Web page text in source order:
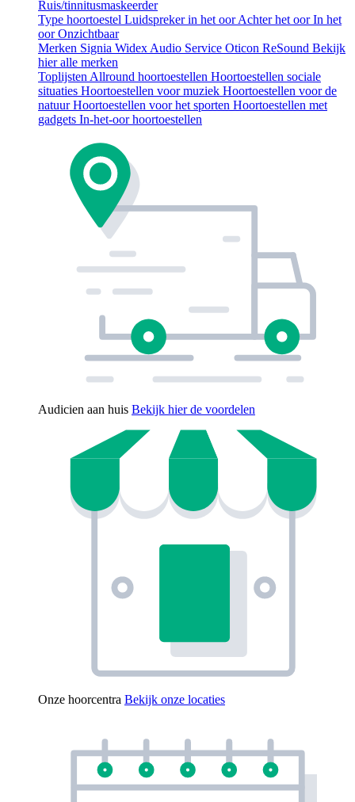
Ruis/tinnitusmaskeerder
Type hoortoestel Luidspreker in het oorAchter het oorIn het
oorOnzichtbaar
Merken Signia Widex Audio Service Oticon ReSound Bekijk
hier alle merken
Toplijsten Allround hoortoestellen Hoortoestellen sociale
situaties Hoortoestellen voor muziek Hoortoestellen voor de
natuurHoortoestellen voor het sporten Hoortoestellen met
gadgets In-het-oor hoortoestellen
Audicien aan huis Bekijk hier de voordelen
Onze hoorcentra Bekijk onze locaties